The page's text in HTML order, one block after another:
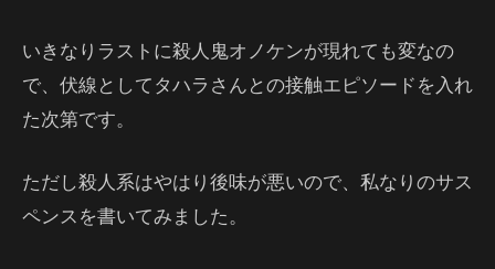
いきなりラストに殺人鬼オノケンが現れても変なの
で、伏線としてタハラさんとの接触エピソードを入れ
た次第です。
ただし殺人系はやはり後味が悪いので、私なりのサス
ペンスを書いてみました。